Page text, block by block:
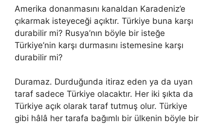
Amerika donanmasını kanaldan Karadeniz’e
çıkarmak isteyeceği açıktır. Türkiye buna karşı
durabilir mi? Rusya’nın böyle bir isteğe
Türkiye’nin karşı durmasını istemesine karşı
durabilir mi?
Duramaz. Durduğunda itiraz eden ya da uyan
taraf sadece Türkiye olacaktır. Her iki şıkta da
Türkiye açık olarak taraf tutmuş olur. Türkiye
gibi hâlâ her tarafa bağımlı bir ülkenin böyle bir